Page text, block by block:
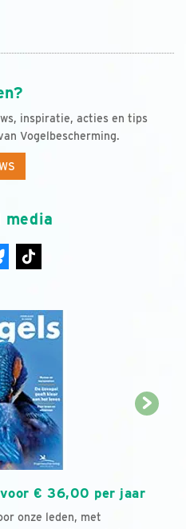
inspiratie, acties en tips
Vogelbescherming.
€ 36,00 per jaar
onze leden, met